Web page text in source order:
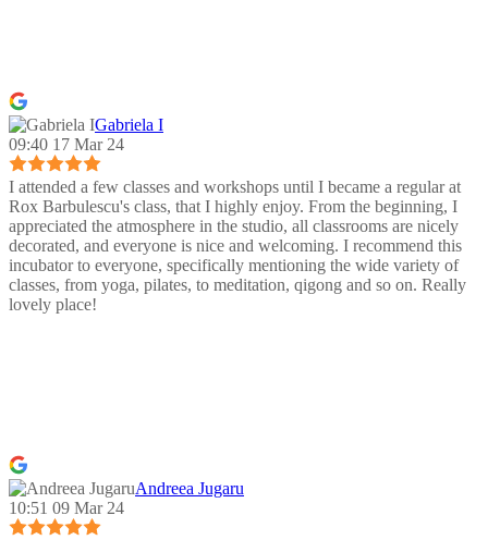
Gabriela I
09:40 17 Mar 24
I attended a few classes and workshops until I became a regular at
Rox Barbulescu's class, that I highly enjoy. From the beginning, I
appreciated the atmosphere in the studio, all classrooms are nicely
decorated, and everyone is nice and welcoming. I recommend this
incubator to everyone, specifically mentioning the wide variety of
classes, from yoga, pilates, to meditation, qigong and so on. Really
lovely place!
Andreea Jugaru
10:51 09 Mar 24